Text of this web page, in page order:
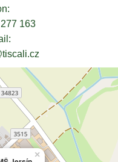
163
×